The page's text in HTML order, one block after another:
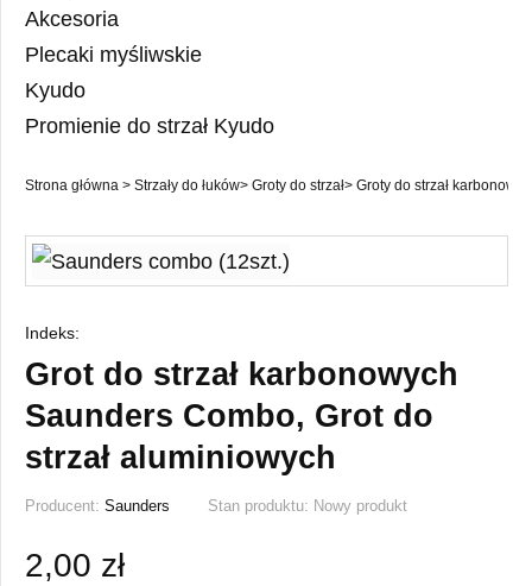
Akcesoria
Plecaki myśliwskie
Kyudo
Promienie do strzał Kyudo
Strona główna > Strzały do łuków> Groty do strzał> Groty do strzał
Indeks:
Grot do strzał karbonowych
Saunders Combo, Grot do
strzał aluminiowych
Producent: Saunders Stan produktu: Nowy produkt
2,00 zł